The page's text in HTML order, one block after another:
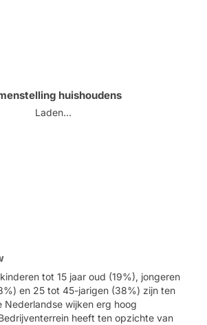
huishoudens
Laden...
tot 15 jaar oud (19%), jongeren
en 25 tot 45-jarigen (38%) zijn ten
wijken erg hoog
heeft ten opzichte van